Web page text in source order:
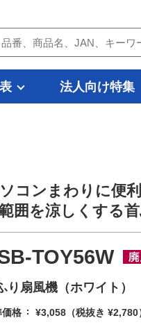
法人向け特集
コンまわりに便
囲を涼しくする
TOY56W
り扇風機（ホワイト）
価格 ¥3,058 （税抜き ¥2,780